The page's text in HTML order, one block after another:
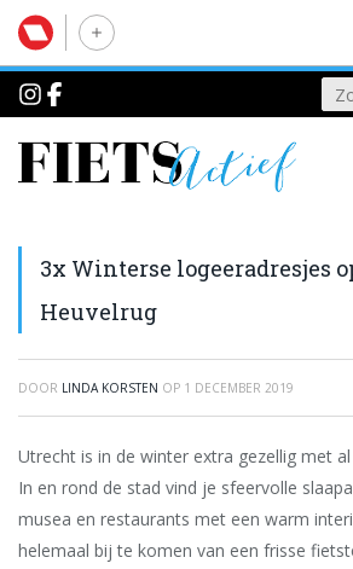
3x Winterse logeeradresjes
Heuvelrug
DOOR LINDA KORSTEN OP 1 DECEMBER 2019
Utrecht is in de winter extra gezellig met
In en rond de stad vind je sfeervolle
musea en restaurants met een warm
helemaal bij te komen van een frisse